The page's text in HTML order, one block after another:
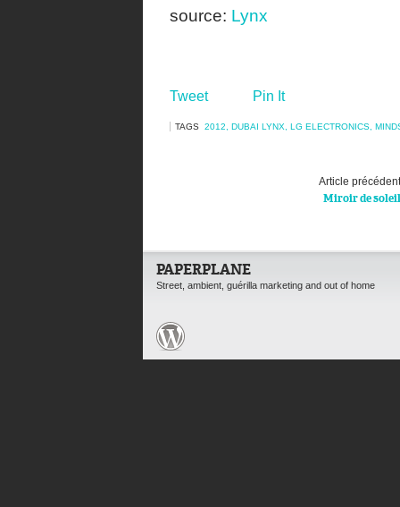
source: Lynx
Tweet Pin It
TAGS 2012 DUBAI LYNX LG ELECTRONICS
Article précédent
Miroir de soleil
PAPERPLANE
Street, ambient, guérilla marketing and out of home